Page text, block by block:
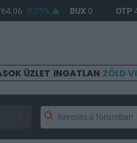
0,25% BUX0 OTP46
ÜZLET INGATLAN ZÖLD